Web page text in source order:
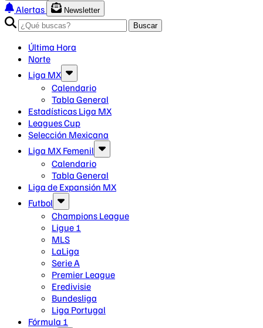
Alertas
Newsletter
Buscar
Última Hora
Norte
Liga MX
Calendario
Tabla General
Estadísticas Liga MX
Leagues Cup
Selección Mexicana
Liga MX Femenil
Calendario
Tabla General
Liga de Expansión MX
Futbol
Champions League
Ligue 1
MLS
LaLiga
Serie A
Premier League
Eredivisie
Bundesliga
Liga Portugal
Fórmula 1